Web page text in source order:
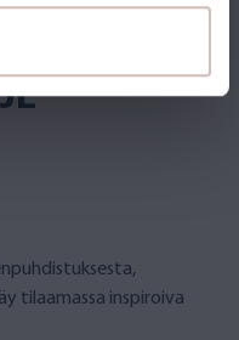
tilaamassa inspiroiva